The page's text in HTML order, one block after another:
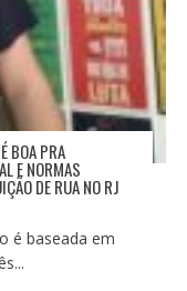
BOA PRA
E NORMAS
DE RUA NO RJ
é baseada em